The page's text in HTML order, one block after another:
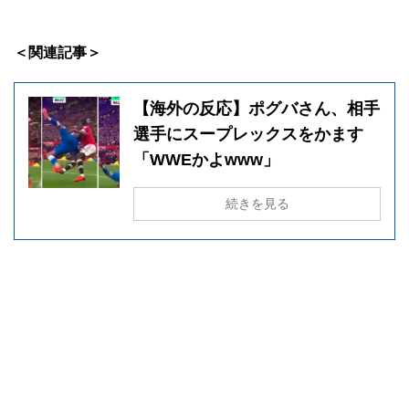
＜関連記事＞
【海外の反応】ポグバさん、相手
選手にスープレックスをかます
「WWEかよwww」
続きを見る